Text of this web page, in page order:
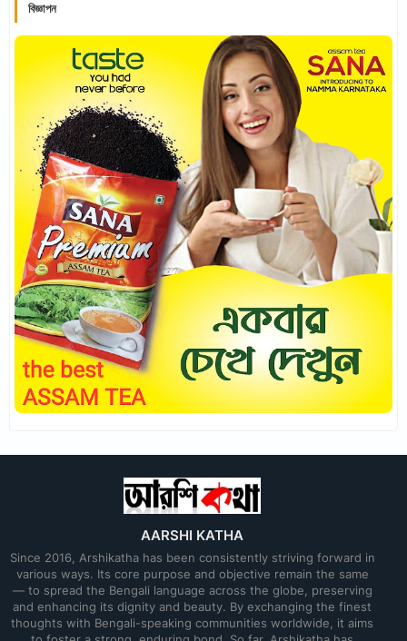
বিজ্ঞাপন
AARSHI KATHA
Since 2016, Arshikatha has been consistently striving forward in
various ways. Its core purpose and objective remain the same
— to spread the Bengali language across the globe, preserving
and enhancing its dignity and beauty. By exchanging the finest
thoughts with Bengali-speaking communities worldwide, it aims